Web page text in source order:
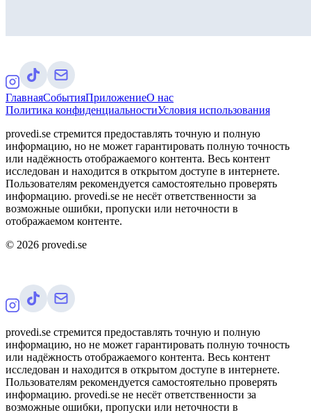
ГлавнаяСобытияПриложениеО нас
Политика конфиденциальностиУсловия использования
provedi.se стремится предоставлять точную и полную
информацию, но не может гарантировать полную точность
или надёжность отображаемого контента. Весь контент
исследован и находится в открытом доступе в интернете.
Пользователям рекомендуется самостоятельно проверять
информацию. provedi.se не несёт ответственности за
возможные ошибки, пропуски или неточности в
отображаемом контенте.
© 2026 provedi.se
provedi.se стремится предоставлять точную и полную
информацию, но не может гарантировать полную точность
или надёжность отображаемого контента. Весь контент
исследован и находится в открытом доступе в интернете.
Пользователям рекомендуется самостоятельно проверять
информацию. provedi.se не несёт ответственности за
возможные ошибки, пропуски или неточности в